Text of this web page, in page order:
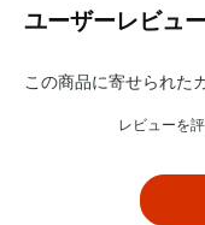
ユーザーレビュー
この商品に寄せられた
レビューを